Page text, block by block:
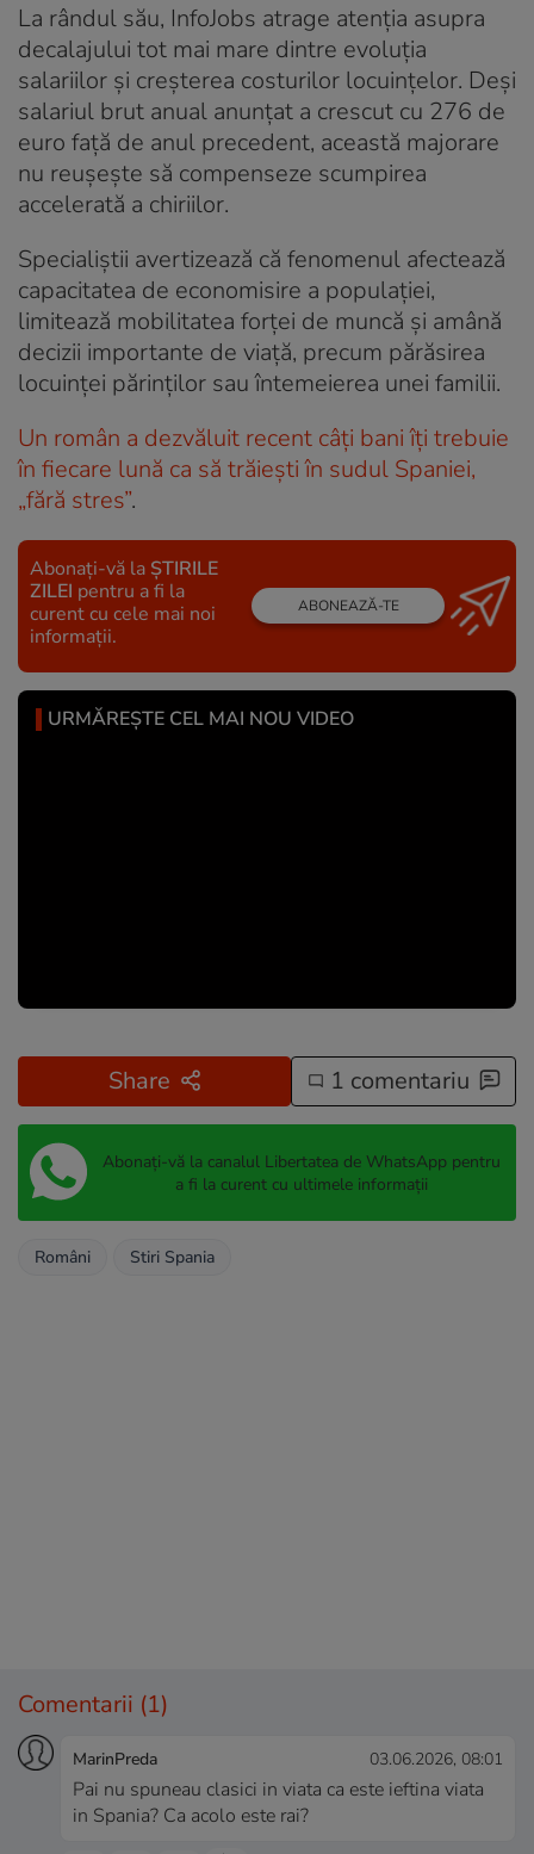
La rândul său, InfoJobs atrage atenția asupra
decalajului tot mai mare dintre evoluția
salariilor și creșterea costurilor locuințelor. Deși
salariul brut anual anunțat a crescut cu 276 de
euro față de anul precedent, această majorare
nu reușește să compenseze scumpirea
accelerată a chiriilor.
Specialiștii avertizează că fenomenul afectează
capacitatea de economisire a populației,
limitează mobilitatea forței de muncă și amână
decizii importante de viață, precum părăsirea
locuinței părinților sau întemeierea unei familii.
Un român a dezvăluit recent câți bani îți trebuie
în fiecare lună ca să trăiești în sudul Spaniei,
„fără stres”.
Abonați-vă la ȘTIRILE
ZILEI pentru a fi la
curent cu cele mai noi
informații.
ABONEAZĂ-TE
URMĂREȘTE CEL MAI NOU VIDEO
Share 1 comentariu
Abonați-vă la canalul Libertatea de WhatsApp pentru
a fi la curent cu ultimele informații
Români Stiri Spania
Comentarii (1)
MarinPreda 03.06.2026, 08:01
Pai nu spuneau clasici in viata ca este ieftina viata
in Spania? Ca acolo este rai?